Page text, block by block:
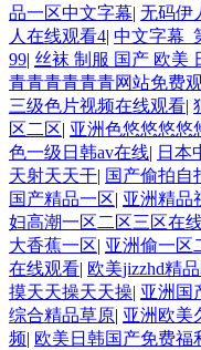
品一区中文字幕| 无码伊
人在线观看4| 中文字幕_
99| 丝袜 制服 国产 欧美
青青青青青青网站免费
三级色片视频在线观看|
区二区| 亚洲色悠悠悠悠
色一级日韩av在线| 日本
天射天天干| 国产偷拍自
国产精品一区| 亚洲精品
妇高潮一区二区三区在
大香蕉一区| 亚洲偷一区
在线观看| 欧美jizzhd精
摸天天操天天操| 亚洲国
综合精品草原| 亚洲欧美
频| 欧美日韩国产免费福